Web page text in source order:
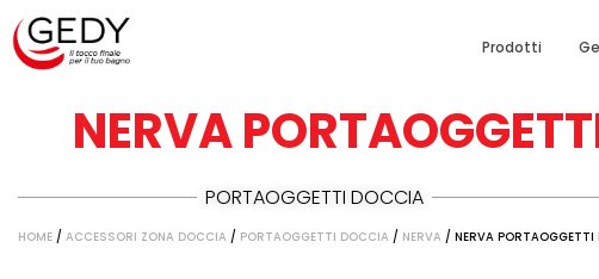
Prodotti
NERVA
PORTAOGGETTI DOCCIA
HOME / ACCESSORI ZONA DOCCIA / PORTAOGGETTI DOCCIA / NERVA / NERVA PORTAOGGETTI